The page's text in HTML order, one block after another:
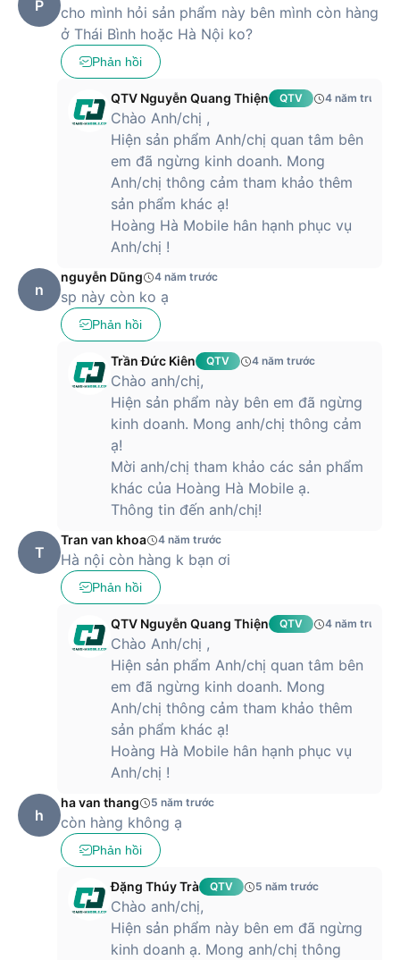
P
cho mình hỏi sản phẩm này bên mình còn hàng
ở Thái Bình hoặc Hà Nội ko?
Phản hồi
QTV Nguyễn Quang Thiện QTV 4 năm trước
Chào Anh/chị ,
Hiện sản phẩm Anh/chị quan tâm bên
em đã ngừng kinh doanh. Mong
Anh/chị thông cảm tham khảo thêm
sản phẩm khác ạ!
Hoàng Hà Mobile hân hạnh phục vụ
Anh/chị !
n
nguyễn Dũng 4 năm trước
sp này còn ko ạ
Phản hồi
Trần Đức Kiên QTV 4 năm trước
Chào anh/chị,
Hiện sản phẩm này bên em đã ngừng
kinh doanh. Mong anh/chị thông cảm
ạ!
Mời anh/chị tham khảo các sản phẩm
khác của Hoàng Hà Mobile ạ.
Thông tin đến anh/chị!
T
Tran van khoa 4 năm trước
Hà nội còn hàng k bạn ơi
Phản hồi
QTV Nguyễn Quang Thiện QTV 4 năm trước
Chào Anh/chị ,
Hiện sản phẩm Anh/chị quan tâm bên
em đã ngừng kinh doanh. Mong
Anh/chị thông cảm tham khảo thêm
sản phẩm khác ạ!
Hoàng Hà Mobile hân hạnh phục vụ
Anh/chị !
h
ha van thang 5 năm trước
còn hàng không ạ
Phản hồi
Đặng Thúy Trà QTV 5 năm trước
Chào anh/chị,
Hiện sản phẩm này bên em đã ngừng
kinh doanh ạ. Mong anh/chị thông